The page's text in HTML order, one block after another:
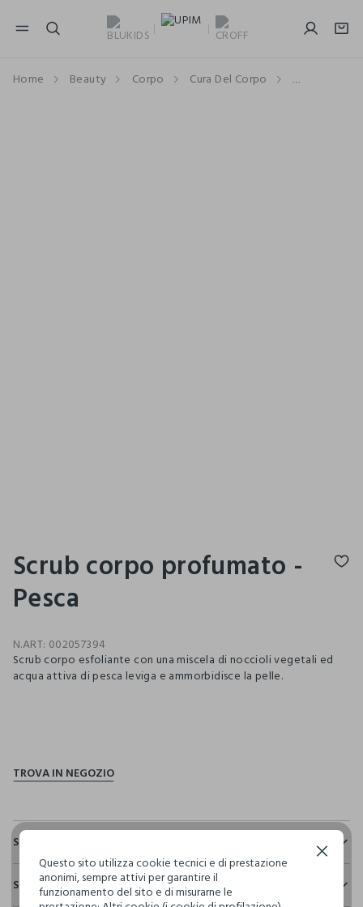
NAVIGATION.ARIA.GOTOMAINCONTENT
Home Beauty Corpo Cura Del Corpo Creme e Oli
Scrub corpo profumato -
Pesca
N.ART: 002057394
Scrub corpo esfoliante con una miscela di noccioli vegetali ed
acqua attiva di pesca leviga e ammorbidisce la pelle.
Sostenibilità e trasparenza
Sicurezza
Il 100% dei nostri articoli viene sottoposto a test chimico-
Spedizione e resi
Questo sito utilizza cookie tecnici e di prestazione
anonimi, sempre attivi per garantire il
funzionamento del sito e di misurarne le
Continua senza accettare